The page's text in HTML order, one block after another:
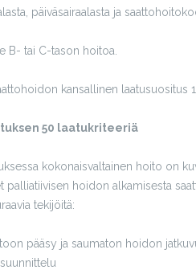
päiväsairaalasta ja
B- tai C-tason hoitoa.
kansallinen laatusuositus
50 laatukriteeriä
kokonaisvaltainen hoito on
palliatiivisen hoidon alkamisesta
tekijöitä:
pääsy ja saumaton hoidon